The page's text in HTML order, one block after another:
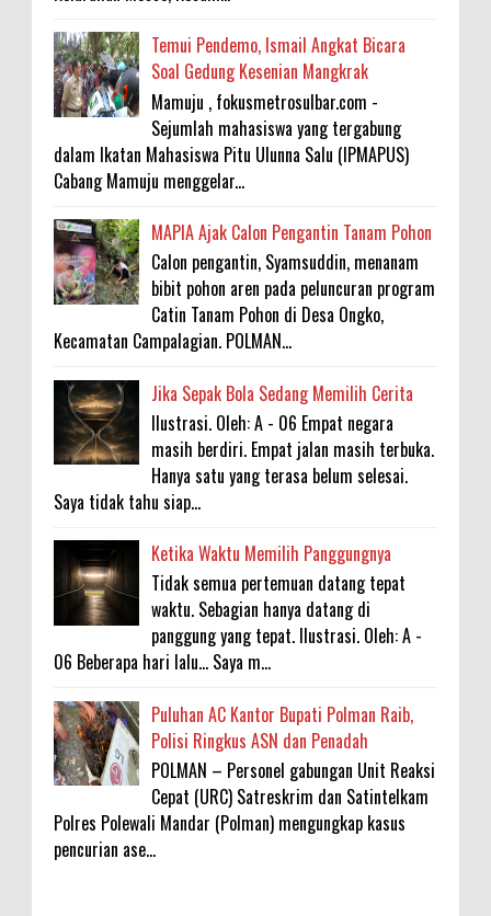
Temui Pendemo, Ismail Angkat Bicara
Soal Gedung Kesenian Mangkrak
Mamuju , fokusmetrosulbar.com -
Sejumlah mahasiswa yang tergabung
dalam Ikatan Mahasiswa Pitu Ulunna Salu (IPMAPUS)
Cabang Mamuju menggelar...
MAPIA Ajak Calon Pengantin Tanam Pohon
Calon pengantin, Syamsuddin, menanam
bibit pohon aren pada peluncuran program
Catin Tanam Pohon di Desa Ongko,
Kecamatan Campalagian. POLMAN...
Jika Sepak Bola Sedang Memilih Cerita
Ilustrasi. Oleh: A - 06 Empat negara
masih berdiri. Empat jalan masih terbuka.
Hanya satu yang terasa belum selesai.
Saya tidak tahu siap...
Ketika Waktu Memilih Panggungnya
Tidak semua pertemuan datang tepat
waktu. Sebagian hanya datang di
panggung yang tepat. Ilustrasi. Oleh: A -
06 Beberapa hari lalu... Saya m...
Puluhan AC Kantor Bupati Polman Raib,
Polisi Ringkus ASN dan Penadah
POLMAN – Personel gabungan Unit Reaksi
Cepat (URC) Satreskrim dan Satintelkam
Polres Polewali Mandar (Polman) mengungkap kasus
pencurian ase...